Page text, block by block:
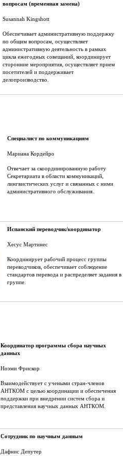
вопросам (временная замена)
Susannah Kingshott
Обеспечивает административную поддержку
по общим вопросам, осуществляет
административную деятельность в рамках
цикла ежегодных совещаний, координирует
сторонние мероприятия, осуществляет прием
посетителей и поддерживает
делопроизводство.
Специалист по коммуникациям
Мариана Кордейро
Отвечает за скоординированную работу
Секретариата в области коммуникаций,
лингвистических услуг и связанных с ними
административного обслуживания.
Испанский переводчик/координатор
Хесус Мартинес
Координирует рабочий процесс группы
переводчиков, обеспечивает соблюдение
стандартов перевода и распределяет задания в
группе.
Координатор программы сбора научных
данных
Ноэми Фрискор
Взаимодействует с учеными стран-членов
АНТКОМ с целью координации и обеспечения
поддержки при внедрении систем сбора и
представления научных данных АНТКОМ.
Сотрудник по научным данным
Дафнис Депутер